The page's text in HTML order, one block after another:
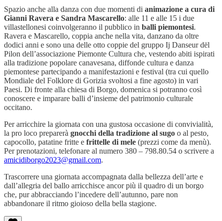
Spazio anche alla danza con due momenti di animazione a cura di
Gianni Ravera e Sandra Mascarello: alle 11 e alle 15 i due
villastellonesi coinvolgeranno il pubblico in balli piemontesi.
Ravera e Mascarello, coppia anche nella vita, danzano da oltre
dodici anni e sono una delle otto coppie del gruppo Ij Danseur dël
Pilon dell’associazione Piemonte Cultura che, vestendo abiti ispirati
alla tradizione popolare canavesana, diffonde cultura e danza
piemontese partecipando a manifestazioni e festival (tra cui quello
Mondiale del Folklore di Gorizia svoltosi a fine agosto) in vari
Paesi. Di fronte alla chiesa di Borgo, domenica si potranno così
conoscere e imparare balli d’insieme del patrimonio culturale
occitano.
Per arricchire la giornata con una gustosa occasione di convivialità,
la pro loco preparerà gnocchi della tradizione al sugo o al pesto,
capocollo, patatine fritte e frittelle di mele (prezzi come da menù).
Per prenotazioni, telefonare al numero 380 – 798.80.54 o scrivere a
amicidiborgo2023@gmail.com.
Trascorrere una giornata accompagnata dalla bellezza dell’arte e
dall’allegria del ballo arricchisce ancor più il quadro di un borgo
che, pur abbracciando l’incedere dell’autunno, pare non
abbandonare il ritmo gioioso della bella stagione.